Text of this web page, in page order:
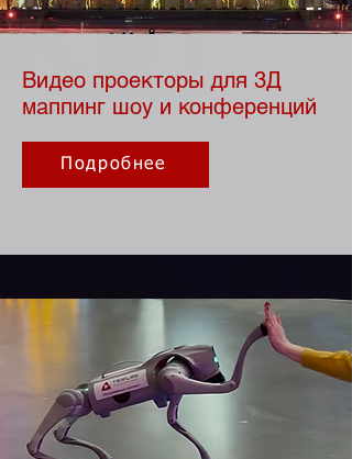
Видео проекторы для 3Д
маппинг шоу и конференций
Подробнее